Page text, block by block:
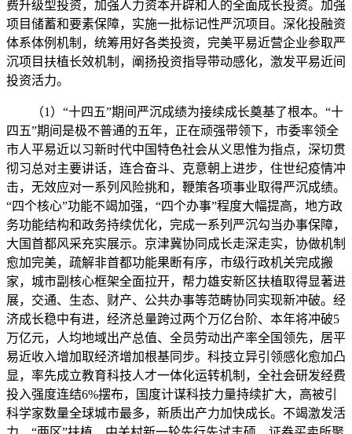
费升级型投资，加强人力资本开辟和人的全面成长投资。加强
项目储蓄和要素保障，实施一批标记性严沉项目。深化投融资
体系体例机制，统筹用好各类投资，完美平易近营企业参取严
沉项目扶植长效机制，阐扬投资指导带动感化，激发平易近间
投资活力。
（1）“十四五”期间严沉成绩为接续成长奠基了根本。“十
四五”期间是极不普通的五年，正在顽强带领下，市委率领全
市人平易近以习新时代中国特色社会从义思惟为指点，深切贯
彻习总对主要讲话，连合奋斗、克意朝上进步，住世纪疫情冲
击，无效应对一系列风险挑和，鞭策各项事业取得严沉成绩。
“四个核心”功能不竭加强，“四个办事”程度大幅提高，地方政
务功能结构和政务持续优化，完成一系列严沉勾当办事保障，
大国首都风采充实展示。京津冀协同成长走深走实，协做机制
愈加完美，疏解非首都功能果断有序，市级行政机关完成搬
家，城市副核心框架全面拉开，帮力雄安新区扶植取得显著进
展，交通、生态、财产、公共办事等范畴协同实现新冲破。经
济成长稳中有进，经济总量跨过两个万亿台阶、本年将冲破5
万亿元，人均地域出产总值、全员劳动出产率全国领先，居平
易近收入增加取经济增加根基同步。科技立异引领感化愈加凸
显，率先成立教育科技人才一体化运转机制，全社会研发经费
投入强度连结6%摆布，国度计谋科技力量持续扩大，高被引
科学家数量全球城市最多，新质出产力加快成长。不竭激发活